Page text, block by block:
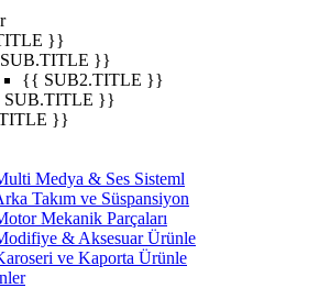
}}
}}
{{ SUB2.TITLE }}
}}
}}
Medya & Ses Sisteml
Takım ve Süspansiyon
Mekanik Parçaları
& Aksesuar Ürünle
ve Kaporta Ürünle